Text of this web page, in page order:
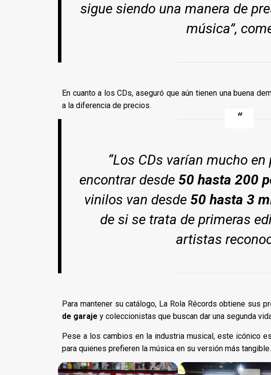
sigue siendo una manera de
música”,
En cuanto a los CDs, aseguró que aún tienen una buena
a la diferencia de precios.
“Los CDs varían mucho en
encontrar desde 50 hasta 200
vinilos van desde 50 hasta 3
de si se trata de primeras
artistas
Para mantener su catálogo, La Rola Récords obtiene sus
de garaje y coleccionistas que buscan dar una segunda
Pese a los cambios en la industria musical, este icónico
para quienes prefieren la música en su versión más tangible.